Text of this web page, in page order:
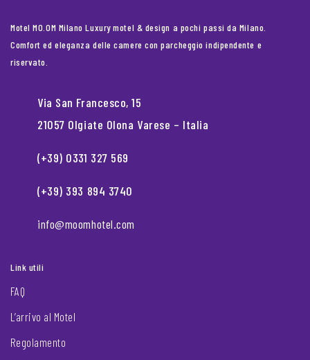
Motel MO.OM Milano Luxury motel & design a pochi passi da Milano.
Comfort ed eleganza delle camere con parcheggio indipendente e
riservato.
Via San Francesco, 15
21057 Olgiate Olona Varese – Italia
(+39) 0331 327 569
(+39) 393 894 3740
info@moomhotel.com
Link utili
FAQ
L’arrivo al Motel
Regolamento